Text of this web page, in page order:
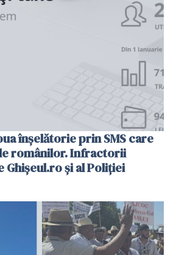
înșelătorie prin SMS care
românilor. Infractorii
Ghișeul.ro și al Poliției